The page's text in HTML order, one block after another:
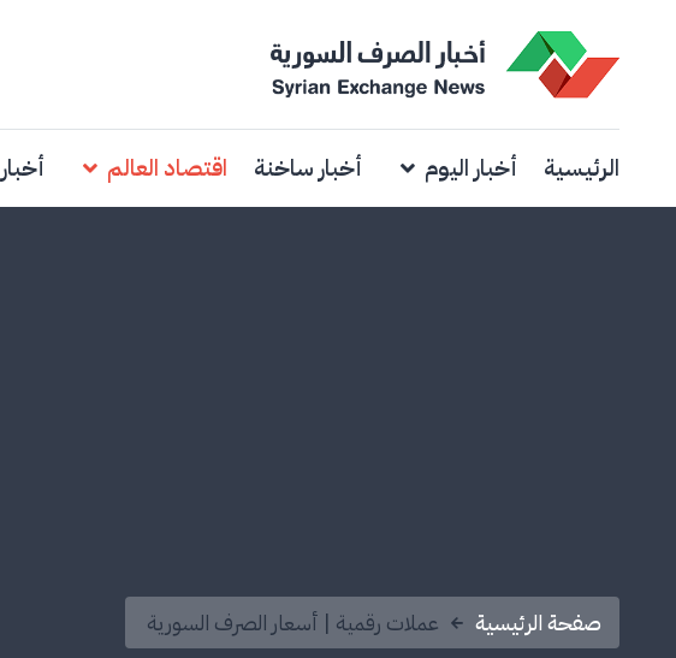
الرئيسية أخبار اليوم أخبار ساخنة اقتصاد العالم
صفحة الرئيسية عملات رقمية | أسعار الصرف السورية